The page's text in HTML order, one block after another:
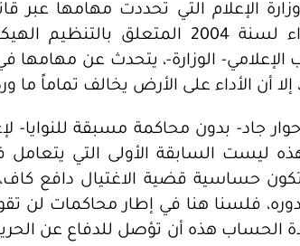
الإعلام التي تحددت مهامها عبر
1995، و قرار مجلس الوزراء لسنة 2004
الوزارة-، يتحدث عن مهامها
أن الأداء على الأرض يخالف تماماً ما
جاد- بدون محاكمة مسبقة للنوايا-
ليست السابقة الأولى التي يتعامل
تكون حساسية قضية الاغتيال دافع
فلسنا هنا في إطار محاكمات لن
الحساب هذه أن تؤصل للدفاع عن